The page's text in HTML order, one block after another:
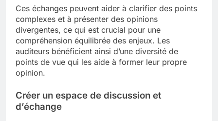
Ces échanges peuvent aider à clarifier des points
complexes et à présenter des opinions
divergentes, ce qui est crucial pour une
compréhension équilibrée des enjeux. Les
auditeurs bénéficient ainsi d’une diversité de
points de vue qui les aide à former leur propre
opinion.
Créer un espace de discussion et
d’échange